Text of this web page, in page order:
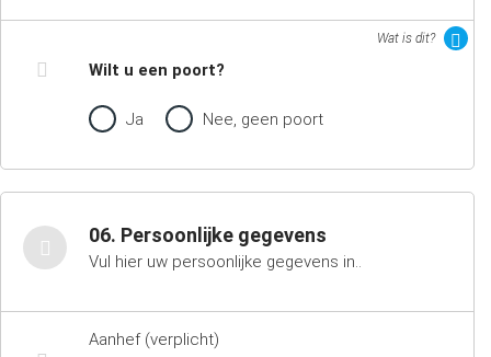
Wat is dit?
Wilt u een poort?
Ja Nee, geen poort
06. Persoonlijke gegevens
Vul hier uw persoonlijke gegevens in..
Aanhef (verplicht)